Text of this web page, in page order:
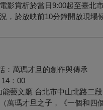
影賞析於當日9:00起至臺北
，於放映前10分鐘開放現場
：萬瑪才旦的創作與傳承
：00
藝文廳 台北市中山北路二
萬瑪才旦之子，《一個和四